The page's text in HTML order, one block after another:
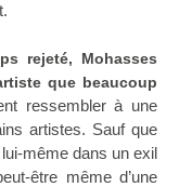
rejeté, Mohasses
que beaucoup
ressembler à une
artistes. Sauf que
même dans un exil
être même d’une